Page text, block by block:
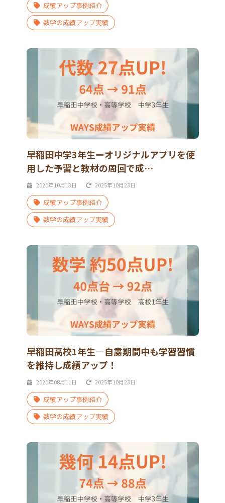
成績アップ事例紹介
数学の成績アップ実績
早稲田中学3年生ーオリジナルアプリを使
用した予習と教材の周回で成…
2020年10月13日 2025年10月23日
成績アップ事例紹介
数学の成績アップ実績
早稲田高校1年生―自粛期間中も学習習慣
を維持し成績アップ！
2020年08月11日 2025年10月23日
成績アップ事例紹介
数学の成績アップ実績